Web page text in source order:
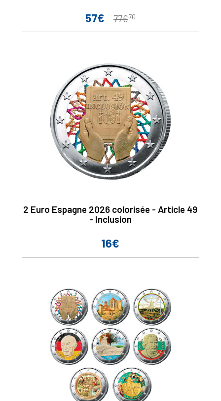
Prix
57€
Prix
77€70
2 Euro Espagne 2026 colorisée - Article 49
- Inclusion
Prix
16€